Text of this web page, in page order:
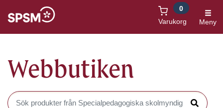
Varukorg
0
Meny
Webbutiken
Sök produkter i Webbutiken
Sök